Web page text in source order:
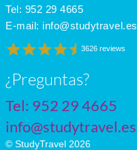
Tel: 952 29 4665
E-mail: info@studytravel.es
3626 reviews
¿Preguntas?
Tel: 952 29 4665
info@studytravel.es
© StudyTravel 2026